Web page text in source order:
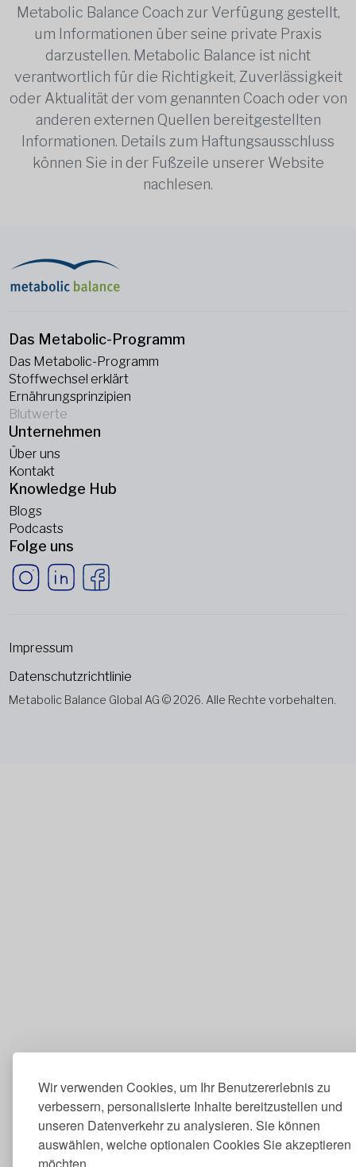
Wir verwenden Cookies, um Ihr Benutzererlebnis zu
verbessern, personalisierte Inhalte bereitzustellen und
unseren Datenverkehr zu analysieren. Sie können
auswählen, welche optionalen Cookies Sie akzeptieren
Metabolic Balance Coach zur Verfügung gestellt,
um Informationen über seine private Praxis
darzustellen. Metabolic Balance ist nicht
verantwortlich für die Richtigkeit, Zuverlässigkeit
oder Aktualität der vom genannten Coach oder von
anderen externen Quellen bereitgestellten
Informationen. Details zum Haftungsausschluss
können Sie in der Fußzeile unserer Website
nachlesen.
Das Metabolic-Programm
Das Metabolic-Programm
Stoffwechsel erklärt
Ernährungsprinzipien
Blutwerte
Unternehmen
Über uns
Kontakt
Knowledge Hub
Blogs
Podcasts
Folge uns
Metabolic Balance Global AG © 2026. Alle Rechte vorbehalten.
Impressum
Datenschutzrichtlinie